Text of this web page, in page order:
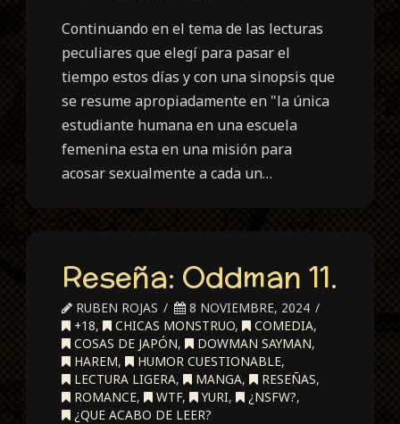
Continuando en el tema de las lecturas
peculiares que elegí para pasar el
tiempo estos días y con una sinopsis que
se resume apropiadamente en "la única
estudiante humana en una escuela
femenina esta en una misión para
acosar sexualmente a cada un…
Reseña: Oddman 11.
RUBEN ROJAS
8 NOVIEMBRE, 2024
+18, CHICAS MONSTRUO, COMEDIA,
COSAS DE JAPÓN, DOWMAN SAYMAN,
HAREM, HUMOR CUESTIONABLE,
LECTURA LIGERA, MANGA, RESEÑAS,
ROMANCE, WTF, YURI, ¿NSFW?,
¿QUE ACABO DE LEER?